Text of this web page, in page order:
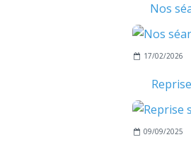
Nos
17/02/2026
09/09/2025